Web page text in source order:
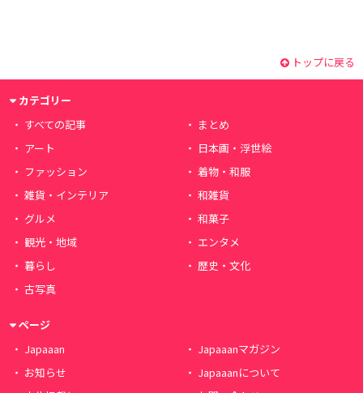
トップに戻る
カテゴリー
すべての記事
まとめ
アート
日本画・浮世絵
ファッション
着物・和服
雑貨・インテリア
和雑貨
グルメ
和菓子
観光・地域
エンタメ
暮らし
歴史・文化
古写真
ページ
Japaaan
Japaaanマガジン
お知らせ
Japaaanについて